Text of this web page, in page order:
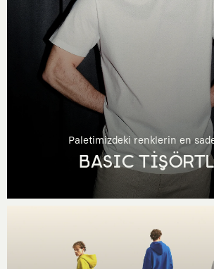
Paletimizdeki renklerin en
BASIC